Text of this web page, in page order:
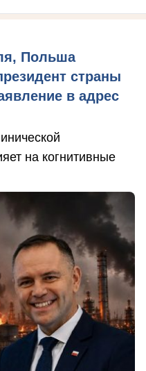
Польша
страны
в адрес
на когнитивные